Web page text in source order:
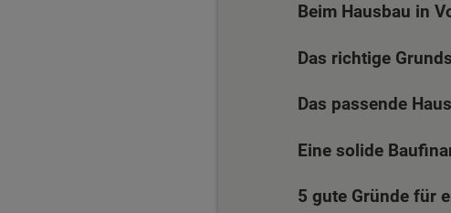
Beim Hausbau in
Das richtige
Das passende
Eine solide
5 gute Gründe für